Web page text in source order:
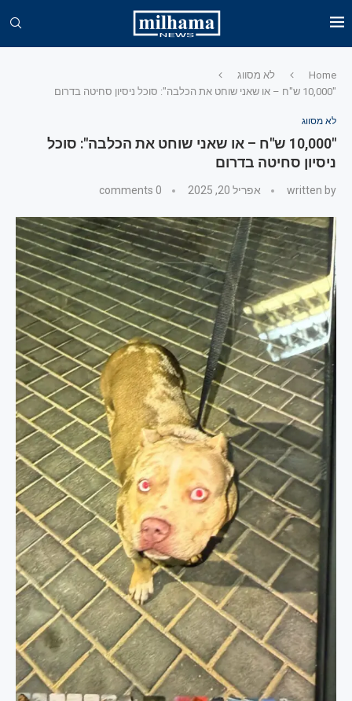
Home
לא מסווג
"10,000 ש"ח – או שאני שוחט את הכלבה": סוכל ניסיון סחיטה בדרום
לא מסווג
"10,000 ש"ח – או שאני שוחט את הכלבה": סוכל
ניסיון סחיטה בדרום
written by אפריל 20, 2025 0 comments